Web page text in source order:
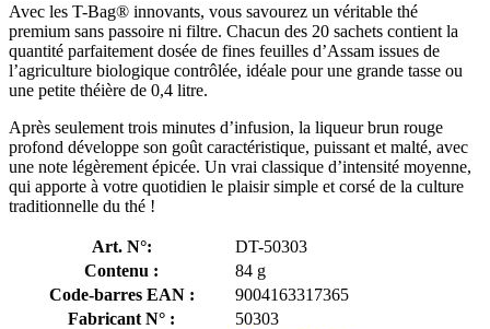
Avec les T-Bag® innovants, vous savourez un véritable thé
premium sans passoire ni filtre. Chacun des 20 sachets contient la
quantité parfaitement dosée de fines feuilles d’Assam issues de
l’agriculture biologique contrôlée, idéale pour une grande tasse ou
une petite théière de 0,4 litre.
Après seulement trois minutes d’infusion, la liqueur brun rouge
profond développe son goût caractéristique, puissant et malté, avec
une note légèrement épicée. Un vrai classique d’intensité moyenne,
qui apporte à votre quotidien le plaisir simple et corsé de la culture
traditionnelle du thé !
Art. N°:
DT-50303
Contenu :
84 g
Code-barres EAN :
9004163317365
Fabricant N° :
50303